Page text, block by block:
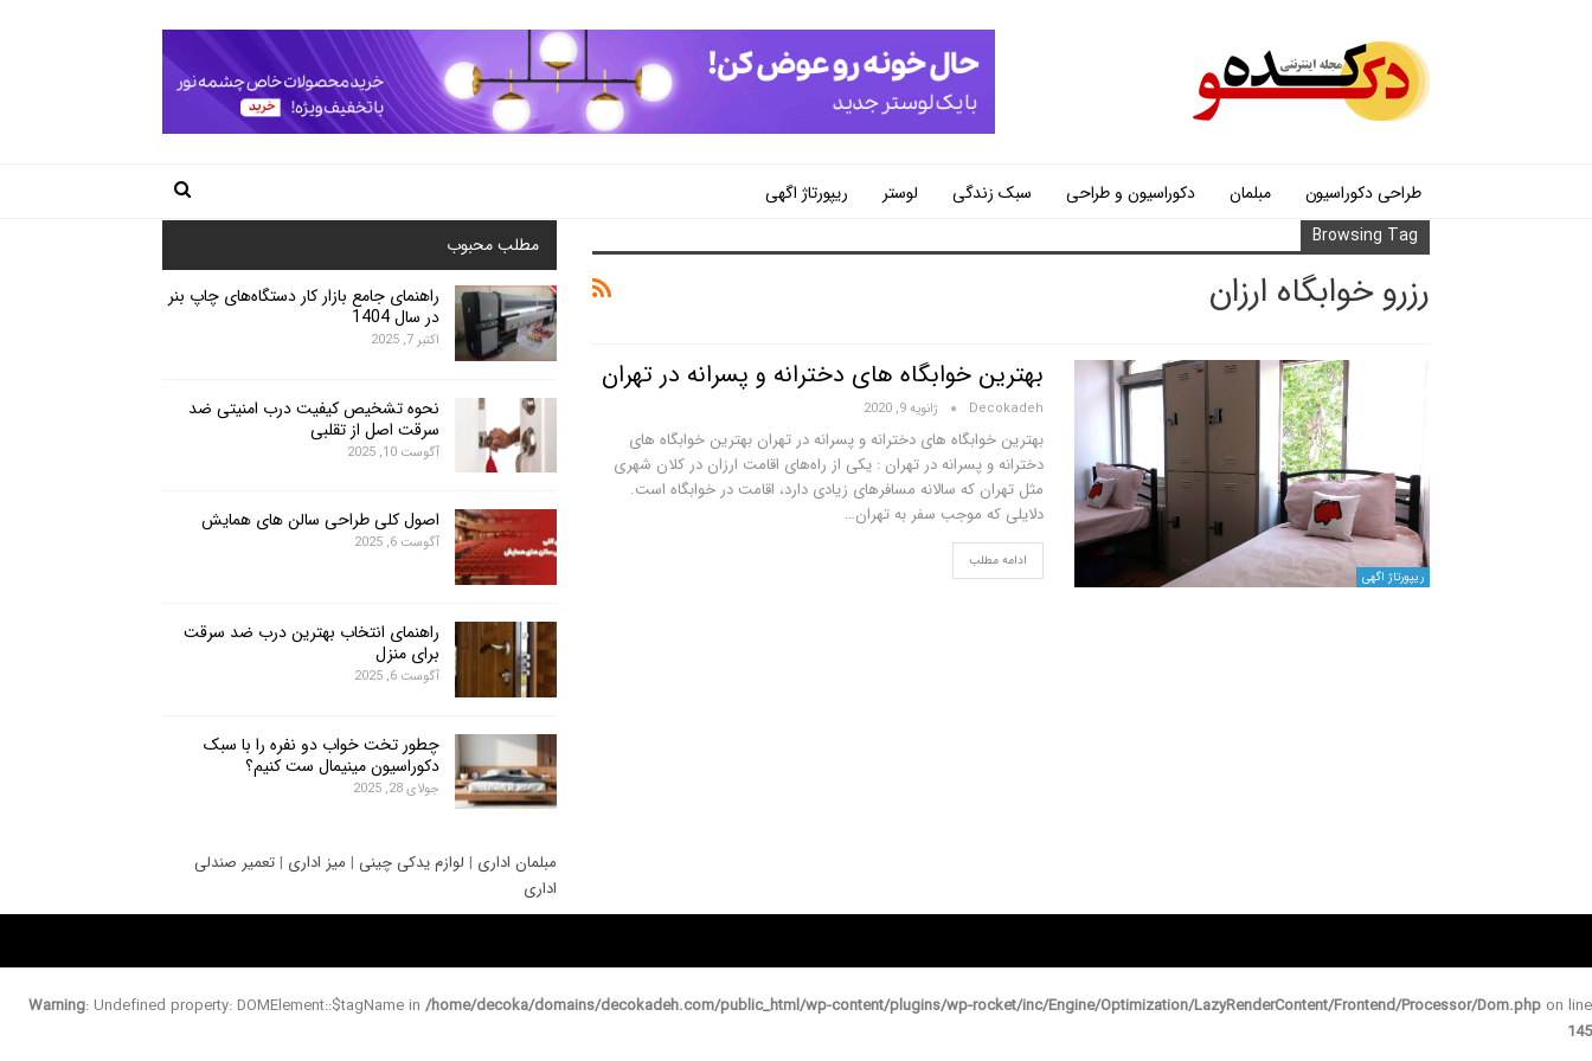
طراحی دکوراسیون مبلمان دکوراسیون و طراحی سبک زندگی لوستر
ریپورتاژ اگهی
Browsing Tag
رزرو خوابگاه ارزان
ریپورتاژ اگهی
بهترین خوابگاه های دخترانه و پسرانه در تهران
Decokadeh ژانویه 9, 2020
بهترین خوابگاه های دخترانه و پسرانه در تهران بهترین خوابگاه های
دخترانه و پسرانه در تهران : یکی از راه‌های اقامت ارزان در کلان شهری
مثل تهران که سالانه مسافرهای زیادی دارد، اقامت در خوابگاه است.
دلایلی که موجب سفر به تهران…
ادامه مطلب
مطلب محبوب
راهنمای جامع بازار کار دستگاه‌های چاپ بنر
در سال 1404
اکتبر 7, 2025
نحوه تشخیص کیفیت درب امنیتی ضد
سرقت اصل از تقلبی
آگوست 10, 2025
اصول کلی طراحی سالن های همایش
آگوست 6, 2025
راهنمای انتخاب بهترین درب ضد سرقت
برای منزل
آگوست 6, 2025
چطور تخت خواب دو نفره را با سبک
دکوراسیون مینیمال ست کنیم؟
جولای 28, 2025
مبلمان اداری | لوازم یدکی چینی | میز اداری | تعمیر صندلی
اداری
Warning: Undefined property: DOMElement::$tagName in /home/decoka/domains/decokadeh.com/public_html/wp-content/plugins/wp-rocket/inc/Engine/Optimization/LazyRenderContent/Frontend/Processor/Dom.php on line
145